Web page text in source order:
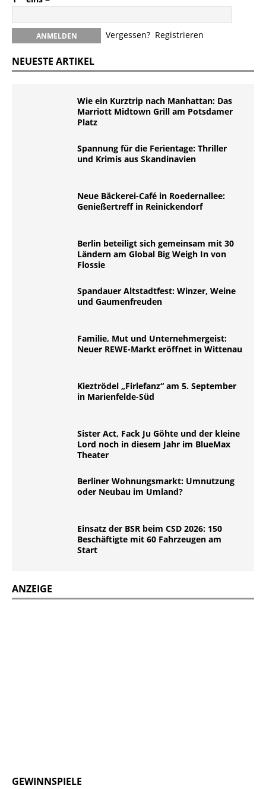
Vergessen? Registrieren
NEUESTE ARTIKEL
Wie ein Kurztrip nach Manhattan: Das
Marriott Midtown Grill am Potsdamer
Platz
Spannung für die Ferientage: Thriller
und Krimis aus Skandinavien
Neue Bäckerei-Café in Roedernallee:
Genießertreff in Reinickendorf
Berlin beteiligt sich gemeinsam mit 30
Ländern am Global Big Weigh In von
Flossie
Spandauer Altstadtfest: Winzer, Weine
und Gaumenfreuden
Familie, Mut und Unternehmergeist:
Neuer REWE-Markt eröffnet in Wittenau
Kieztrödel „Firlefanz“ am 5. September
in Marienfelde-Süd
Sister Act, Fack Ju Göhte und der kleine
Lord noch in diesem Jahr im BlueMax
Theater
Berliner Wohnungsmarkt: Umnutzung
oder Neubau im Umland?
Einsatz der BSR beim CSD 2026: 150
Beschäftigte mit 60 Fahrzeugen am
Start
ANZEIGE
GEWINNSPIELE